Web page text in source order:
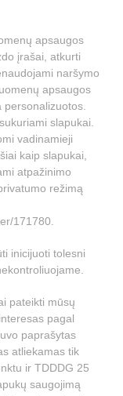
apsaugos
įrašai, atkurti
naršymo
apsaugos
slapukai.
vadinamieji
kaip slapukai,
atpažinimo
režimą
171780
inicijuoti tolesni
pateikti mūsų
pagal
paprašytas
atliekamas tik
ir TDDDG 25
saugojimą